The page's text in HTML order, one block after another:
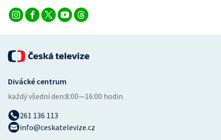
Volejbal
Divácké centrum
každý všední den:8:00—16:00 hodin
261 136 113
info@ceskatelevize.cz